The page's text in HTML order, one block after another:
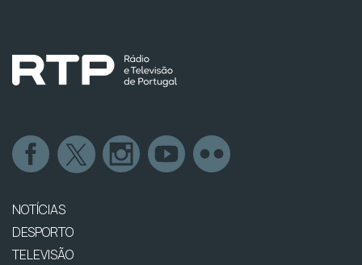
NOTÍCIAS
DESPORTO
TELEVISÃO